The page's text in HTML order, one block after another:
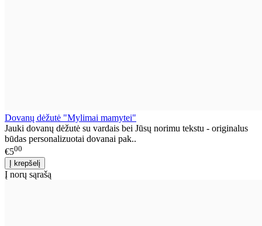
Dovanų dėžutė "Mylimai mamytei"
Jauki dovanų dėžutė su vardais bei Jūsų norimu tekstu - originalus
būdas personalizuotai dovanai pak..
€500
Į norų sąrašą